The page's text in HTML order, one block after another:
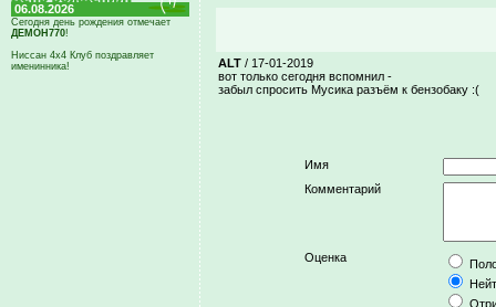
06.08.2026
Сегодня день рождения отмечает
ДЕМОН770!
Ниссан 4х4 Клуб поздравляет
именинника!
ALT / 17-01-2019
вот только сегодня вспомнил -
забыл спросить Мусика разъём к бензобаку :(
Имя
Комментарий
Оценка